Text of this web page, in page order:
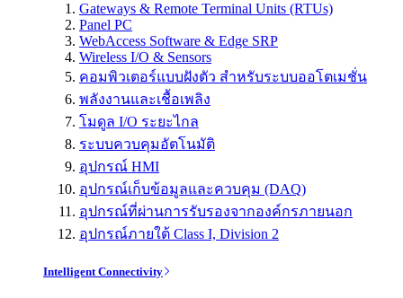
Gateways & Remote Terminal Units (RTUs)
Panel PC
WebAccess Software & Edge SRP
Wireless I/O & Sensors
คอมพิวเตอร์แบบฝังตัว สำหรับระบบออโตเมชั่น
พลังงานและเชื้อเพลิง
โมดูล I/O ระยะไกล
ระบบควบคุมอัตโนมัติ
อุปกรณ์ HMI
อุปกรณ์เก็บข้อมูลและควบคุม (DAQ)
อุปกรณ์ที่ผ่านการรับรองจากองค์กรภายนอก
อุปกรณ์ภายใต้ Class I, Division 2
Intelligent Connectivity